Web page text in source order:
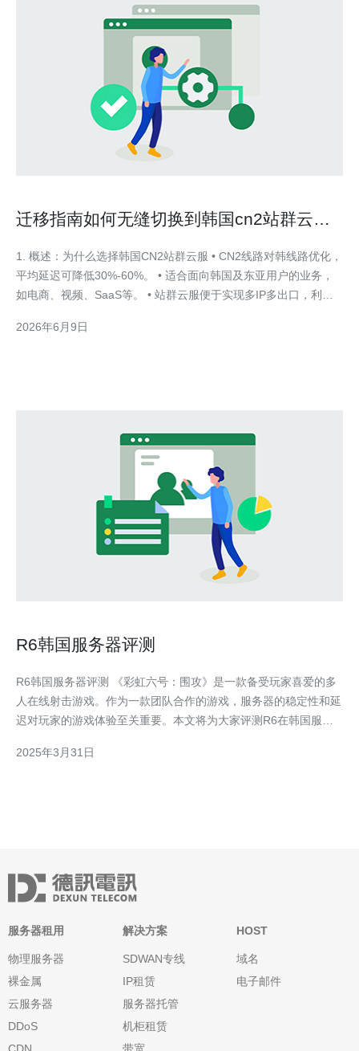
迁移指南如何无缝切换到韩国cn2站群云服
1. 概述：为什么选择韩国CN2站群云服 • CN2线路对韩线路优化，
平均延迟可降低30%-60%。 • 适合面向韩国及东亚用户的业务，
如电商、视频、SaaS等。 • 站群云服便于实现多IP多出口，利于
适合实时应用。 • 本文目标：给出可执行的迁移步骤、配置示例与
2026年6月9日
R6韩国服务器评测
R6韩国服务器评测 《彩虹六号：围攻》是一款备受玩家喜爱的多
人在线射击游戏。作为一款团队合作的游戏，服务器的稳定性和延
迟对玩家的游戏体验至关重要。本文将为大家评测R6在韩国服务
受赞誉。在R6中，韩国服务器的表现也非常出色。首先，服务器
2025年3月31日
服务器租用
物理服务器
裸金属
云服务器
DDoS
解决方案
SDWAN专线
IP租赁
服务器托管
机柜租赁
HOST
域名
电子邮件